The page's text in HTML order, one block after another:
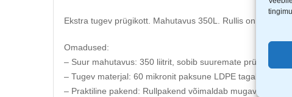
Ekstra tugev prügikott. Mahutavus 350L. Rullis on 5
Omadused:
– Suur mahutavus: 350 liitrit, sobib suuremate prügikoguste
– Tugev materjal: 60 mikronit paksune LDPE tagab
– Praktiline pakend: Rullpakend võimaldab mugavat